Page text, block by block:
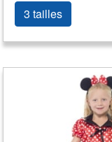
3 tailles